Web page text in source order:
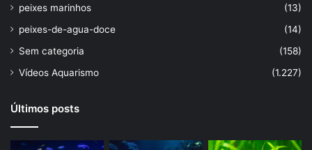
peixes marinhos
(13)
peixes-de-agua-doce
(14)
Sem categoria
(158)
Vídeos Aquarismo
(1.227)
Últimos posts